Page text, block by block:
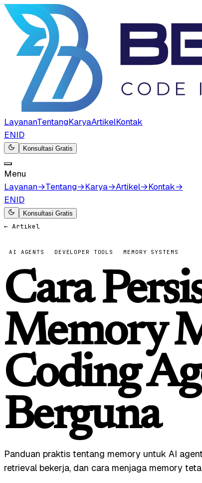
LayananTentangKaryaArtikelKontak
ENID
Konsultasi Gratis
Menu
Layanan→Tentang→Karya→Artikel→Kontak→
ENID
Konsultasi Gratis
← Artikel
AI AGENTS DEVELOPER TOOLS MEMORY SYSTEMS
Cara
Memory
Coding
Berguna
Panduan praktis tentang memory untuk AI
retrieval bekerja, dan cara menjaga memory